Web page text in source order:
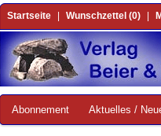
Startseite Wunschzettel (0)
Abonnement Aktuelles /